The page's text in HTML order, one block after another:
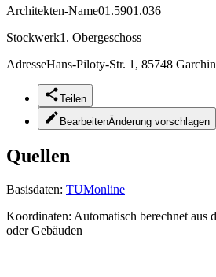
Architekten-Name01.5901.036
Stockwerk1. Obergeschoss
AdresseHans-Piloty-Str. 1, 85748
Teilen
BearbeitenÄnderung vorschlagen
Quellen
Basisdaten: TUMonline
Koordinaten: Automatisch berechnet aus
oder Gebäuden